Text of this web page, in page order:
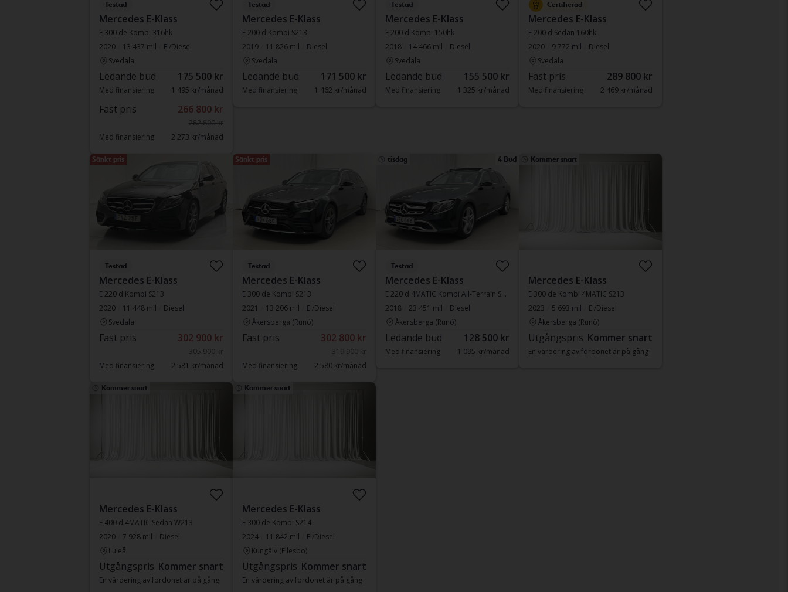
Testad
Mercedes E-Klass
E 300 de Kombi 316hk
2020
13 437 mil
El/Diesel
Svedala
Ledande bud 175 500 kr
Med finansiering 1 495 kr/månad
Fast pris 266 800 kr
282 800 kr
Med finansiering
2 273 kr/månad
Testad
Mercedes E-Klass
E 200 d Kombi S213
2019
11 826 mil
Diesel
Svedala
Ledande bud 171 500 kr
Med finansiering 1 462 kr/månad
Testad
Mercedes E-Klass
E 200 d Kombi 150hk
2018
14 466 mil
Diesel
Svedala
Ledande bud 155 500 kr
Med finansiering 1 325 kr/månad
Certifierad
Mercedes E-Klass
E 200 d Sedan 160hk
2020
9 772 mil
Diesel
Svedala
Fast pris 289 800 kr
Med finansiering 2 469 kr/månad
Sänkt pris
Testad
Mercedes E-Klass
E 220 d Kombi S213
2020
11 448 mil
Diesel
Svedala
Fast pris 302 900 kr
305 900 kr
Med finansiering
2 581 kr/månad
Sänkt pris
Testad
Mercedes E-Klass
E 300 de Kombi S213
2021
13 206 mil
El/Diesel
Åkersberga (Runö)
Fast pris 302 800 kr
319 900 kr
Med finansiering
2 580 kr/månad
tisdag 4 Bud
Testad
Mercedes E-Klass
E 220 d 4MATIC Kombi All-Terrain S213
2018
23 451 mil
Diesel
Åkersberga (Runö)
Ledande bud 128 500 kr
Med finansiering 1 095 kr/månad
Kommer snart
Mercedes E-Klass
E 300 de Kombi 4MATIC S213
2023
5 693 mil
El/Diesel
Åkersberga (Runö)
Utgångspris Kommer snart
En värdering av fordonet är på gång
Kommer snart
Mercedes E-Klass
E 400 d 4MATIC Sedan W213
2020
7 928 mil
Diesel
Luleå
Utgångspris Kommer snart
En värdering av fordonet är på gång
Kommer snart
Mercedes E-Klass
E 300 de Kombi S214
2024
11 842 mil
El/Diesel
Kungälv (Ellesbo)
Utgångspris Kommer snart
En värdering av fordonet är på gång